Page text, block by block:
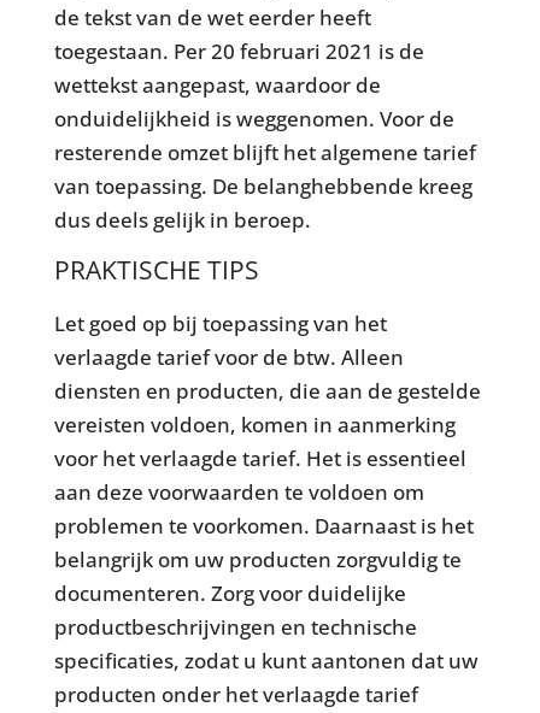
de tekst van de wet eerder heeft
toegestaan. Per 20 februari 2021 is de
wettekst aangepast, waardoor de
onduidelijkheid is weggenomen. Voor de
resterende omzet blijft het algemene tarief
van toepassing. De belanghebbende kreeg
dus deels gelijk in beroep.
PRAKTISCHE TIPS
Let goed op bij toepassing van het
verlaagde tarief voor de btw. Alleen
diensten en producten, die aan de gestelde
vereisten voldoen, komen in aanmerking
voor het verlaagde tarief. Het is essentieel
aan deze voorwaarden te voldoen om
problemen te voorkomen. Daarnaast is het
belangrijk om uw producten zorgvuldig te
documenteren. Zorg voor duidelijke
productbeschrijvingen en technische
specificaties, zodat u kunt aantonen dat uw
producten onder het verlaagde tarief